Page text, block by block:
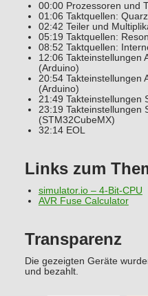
00:00 Prozessoren und
01:06 Taktquellen:
02:42 Teiler und
05:19 Taktquellen:
08:52 Taktquellen:
12:06 Takteinstellungen
(Arduino)
20:54 Takteinstellungen
(Arduino)
21:49 Takteinstellungen
23:19 Takteinstellungen
(STM32CubeMX)
32:14 EOL
Links zum
simulator.io – 4-Bit-CPU
AVR Fuse Calculator
Transparenz
Die gezeigten Geräte
und bezahlt.